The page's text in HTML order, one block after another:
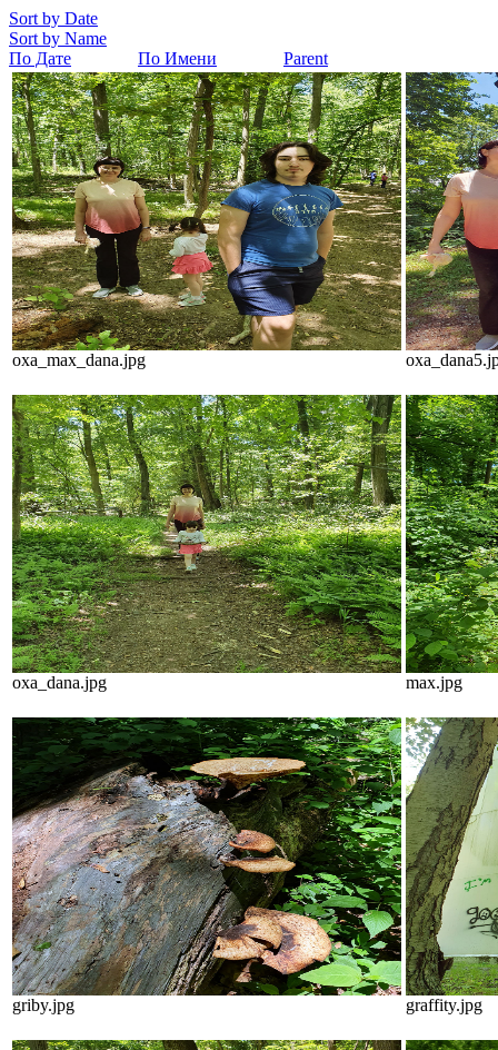
Sort by Date
Sort by Name
По Дате
По Имени Parent
oxa_max_dana.jpg
oxa_dana.jpg max.jpg
griby.jpg graffity.jpg